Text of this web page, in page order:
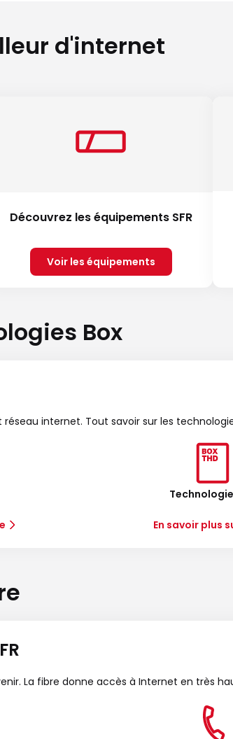
d'internet
Découvrez les équipements SFR
Voir les équipements
Box
internet. Tout savoir sur les
En savoir plus
La fibre donne accès à Internet en très